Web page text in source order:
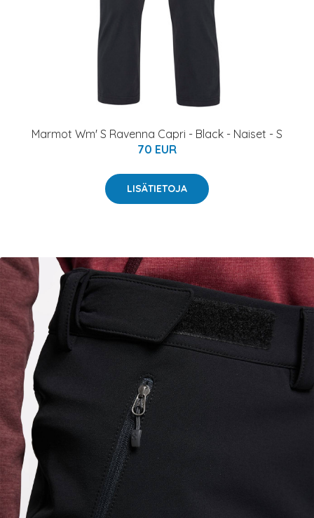
Marmot Wm' S Ravenna Capri - Black - Naiset - S
70 EUR
LISÄTIETOJA